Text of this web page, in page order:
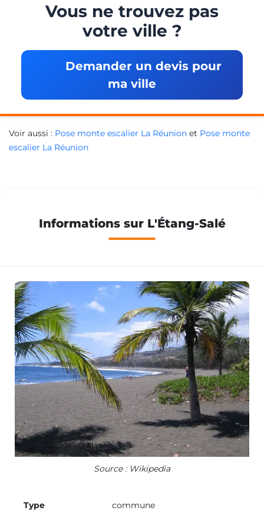
Vous ne trouvez pas
votre ville ?
Demander un devis pour
ma ville
Voir aussi : Pose monte escalier La Réunion et Pose monte
escalier La Réunion
Informations sur L'Étang-Salé
Source : Wikipedia
Type commune